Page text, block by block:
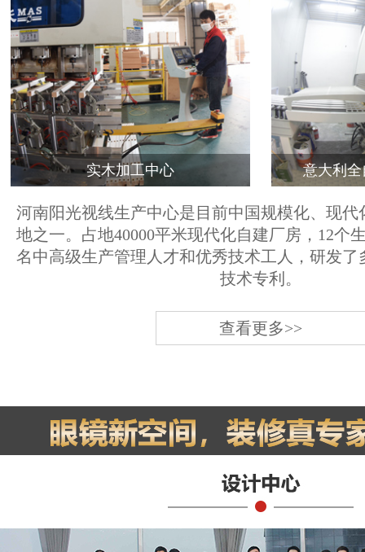
实木加工中心 意大利
河南阳光视线生产中心是目前中国规模化、现代
地之一。占地40000平米现代化自建厂房，12个
名中高级生产管理人才和优秀技术工人，研发了
技术专利。
查看更多>>